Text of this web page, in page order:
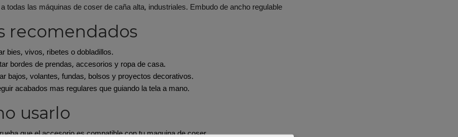
todas las máquinas de coser de caña alta, industriales. Embudo de ancho regulable
recomendados
bies, vivos, ribetes o dobladillos.
bordes de prendas, accesorios y ropa de casa.
bajos, volantes, fundas, bolsos y proyectos decorativos.
acabados mas regulares que guiando la tela a mano.
usarlo
que el accesorio es compatible con tu maquina de coser.